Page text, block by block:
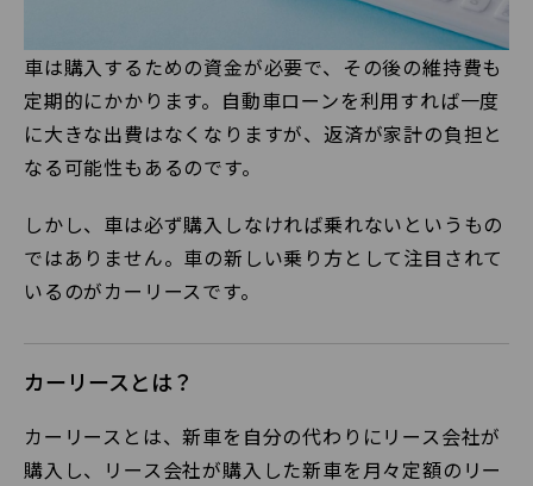
車は購入するための資金が必要で、その後の維持費も
定期的にかかります。自動車ローンを利用すれば一度
に大きな出費はなくなりますが、返済が家計の負担と
なる可能性もあるのです。
しかし、車は必ず購入しなければ乗れないというもの
ではありません。車の新しい乗り方として注目されて
いるのがカーリースです。
カーリースとは？
カーリースとは、新車を自分の代わりにリース会社が
購入し、リース会社が購入した新車を月々定額のリー